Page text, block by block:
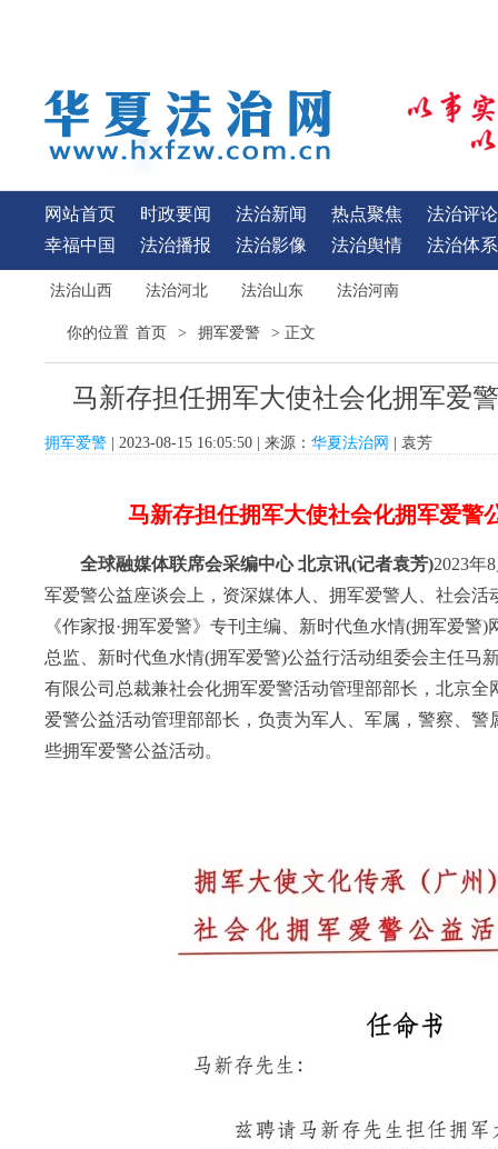
网站首页 时政要闻 法治新闻 热点聚焦
法治评论
幸福中国
法治播报 法治影像 法治舆情 法治体系
法治山西 法治河北 法治山东 法治河南
你的位置 首页 > 拥军爱警 > 正文
马新存担任拥军大使社会化拥军爱
拥军爱警 | 2023-08-15 16:05:50 | 来源： 华夏法治网 | 袁芳
马新存担任拥军大使社会化拥军爱警
全球融媒体联席会采编中心 北京讯(记者袁芳)2023年
军爱警公益座谈会上，资深媒体人、拥军爱警人、社会
《作家报·拥军爱警》专刊主编、新时代鱼水情(拥军爱警)
总监、新时代鱼水情(拥军爱警)公益行活动组委会主任马
有限公司总裁兼社会化拥军爱警活动管理部部长，北京
爱警公益活动管理部部长，负责为军人、军属，警察、
些拥军爱警公益活动。